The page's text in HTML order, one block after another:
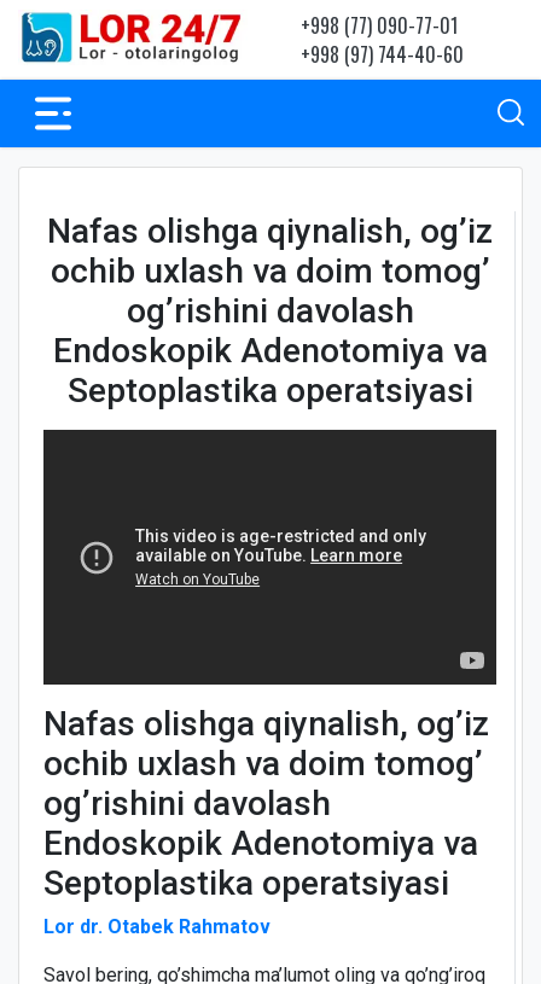
+998 (77) 090-77-01
+998 (97) 744-40-60
Nafas olishga qiynalish, og’iz
ochib uxlash va doim tomog’
og’rishini davolash
Endoskopik Adenotomiya va
Septoplastika operatsiyasi
Nafas olishga qiynalish, og’iz
ochib uxlash va doim tomog’
og’rishini davolash
Endoskopik Adenotomiya va
Septoplastika operatsiyasi
Lor dr. Otabek Rahmatov
Savol bering, qo’shimcha ma’lumot oling va qo’ng’iroq